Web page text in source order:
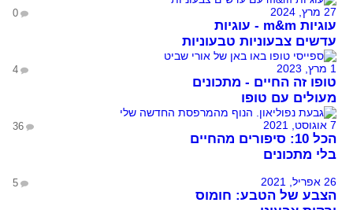
27 מרץ, 2024 0
עוגיות m&m - עוגיות
עדשים צבעוניות טבעוניות
1 מרץ, 2023 4
טופו זה החיים - מתכונים
מעולים עם טופו
7 אוגוסט, 2021 36
הכל 10: סיפורים מהחיים
בלי מתכונים
26 אפריל, 2021 5
הצבע של הטבע: חומוס